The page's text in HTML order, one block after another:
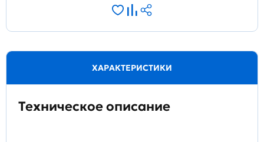
ХАРАКТЕРИСТИКИ
Техническое описание